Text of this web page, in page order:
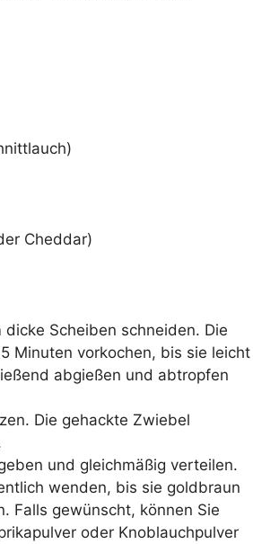
Cheddar)
Scheiben schneiden. Die
Minuten vorkochen, bis sie leicht
abgießen und abtropfen
Die gehackte Zwiebel
und gleichmäßig verteilen.
wenden, bis sie goldbraun
Falls gewünscht, können Sie
oder Knoblauchpulver